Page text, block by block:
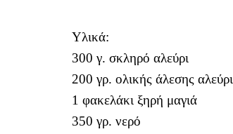
Υλικά:
300 γ. σκληρό αλεύρι
200 γρ. ολικής άλεσης αλεύρι
1 φακελάκι ξηρή μαγιά
350 γρ. νερό